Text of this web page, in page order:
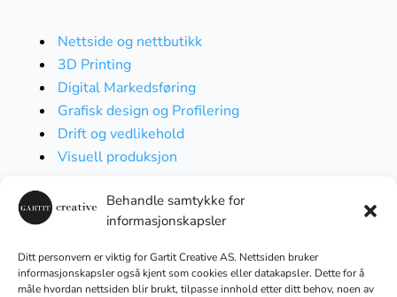
Behandle samtykke for
informasjonskapsler
Ditt personvern er viktig for Gartit Creative AS. Nettsiden bruker
informasjonskapsler også kjent som cookies eller datakapsler. Dette for å
måle hvordan nettsiden blir brukt, tilpasse innhold etter ditt behov, noen av
Nettside og nettbutikk
3D Printing
Digital Markedsføring
Grafisk design og Profilering
Drift og vedlikehold
Visuell produksjon
Følg oss